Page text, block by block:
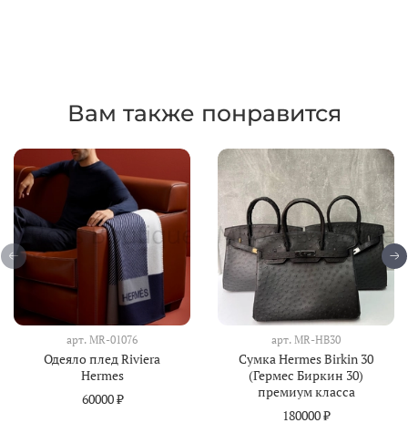
Вам также понравится
арт. MR-01076
Одеяло плед Riviera
Hermes
60000 ₽
арт. MR-HB30
Сумка Hermes Birkin 30
(Гермес Биркин 30)
премиум класса
180000 ₽